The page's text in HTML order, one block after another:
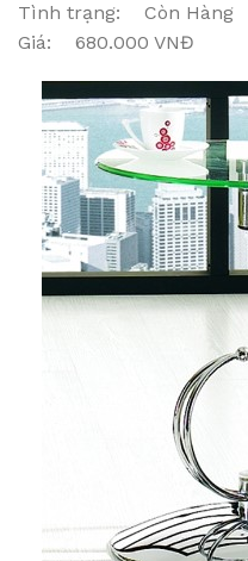
Tình trạng: Còn Hàng
Giá: 680.000 VNĐ